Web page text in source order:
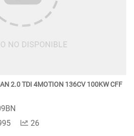
2.0 TDI 4MOTION 136CV 100KW CFF
26